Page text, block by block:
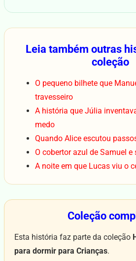
Leia também outras
coleção
O pequeno bilhete que
travesseiro
A história que Júlia
medo
Quando Alice escutou
O cobertor azul de Samuel e
A noite em que Lucas viu o
Coleção
Esta história faz parte da coleção
para dormir para Crianças.